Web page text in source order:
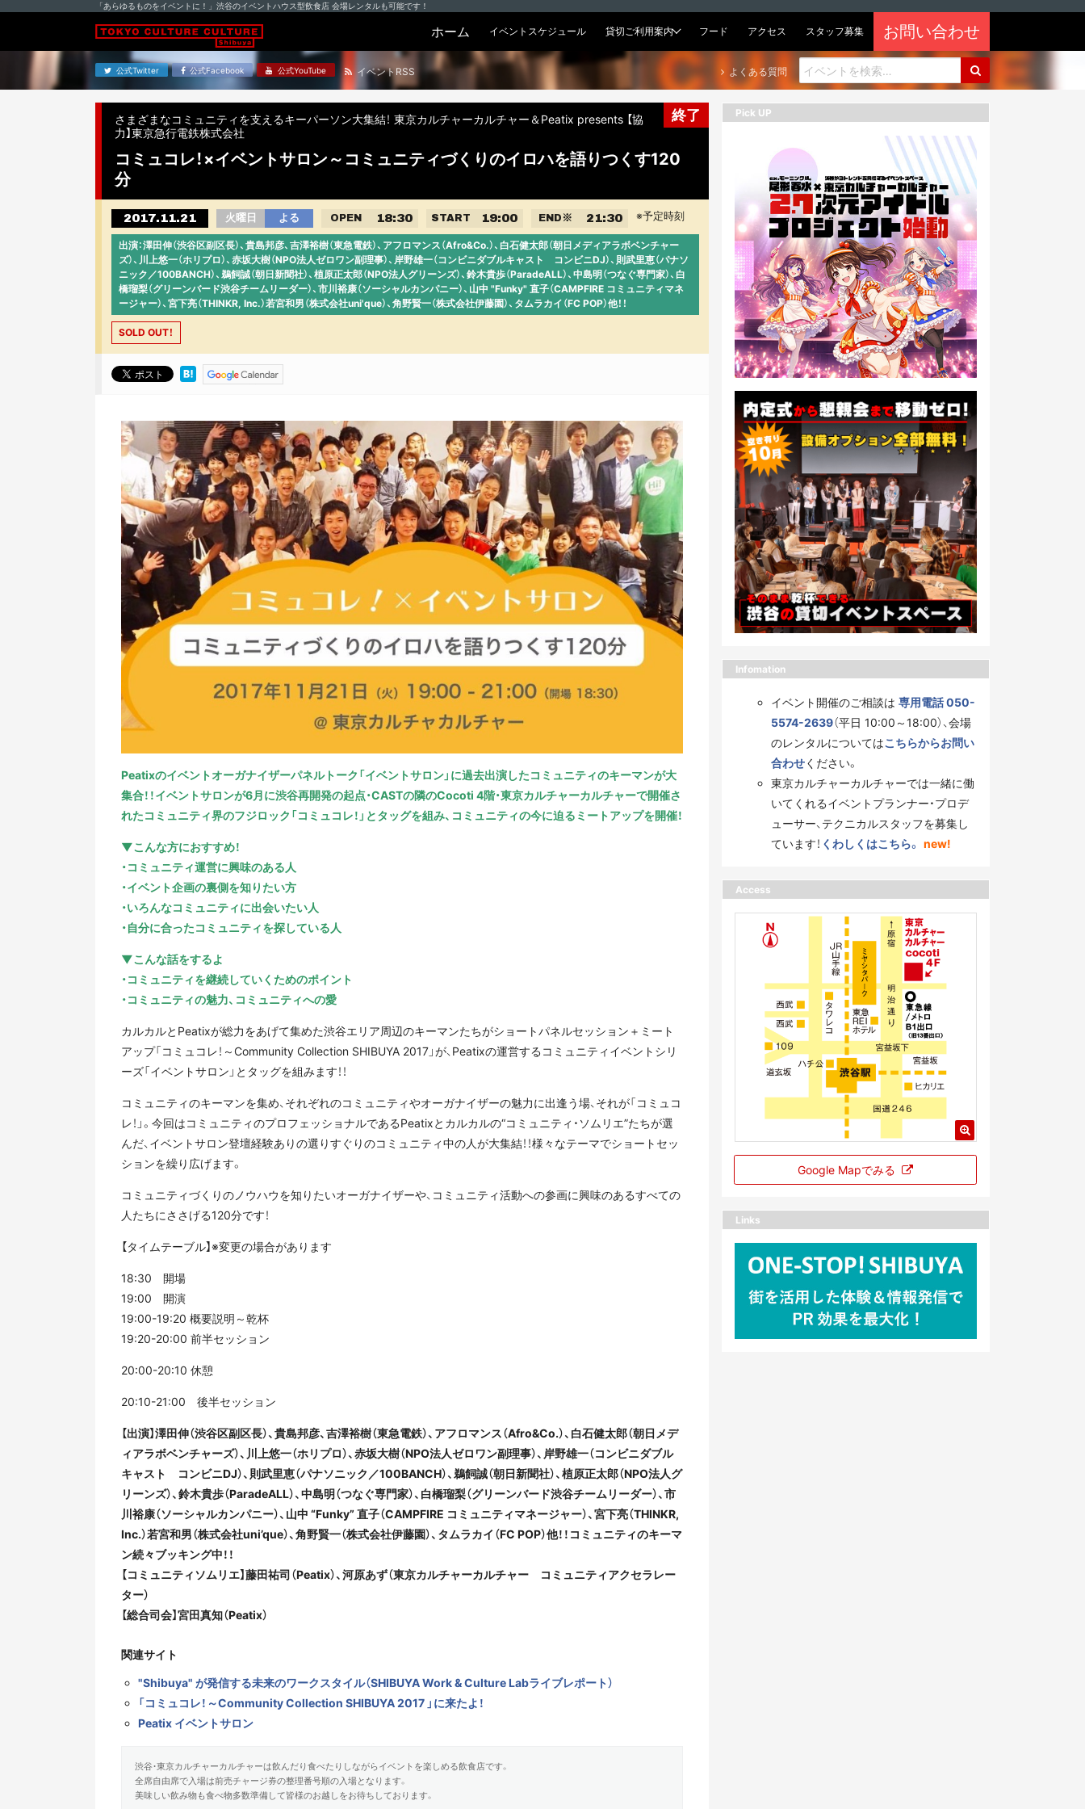
「あらゆるものをイベントに！」渋谷のイベントハウス型飲食店 会場レンタルも可能です！
ホーム イベントスケジュール 貸切ご利用案内 フード アクセス スタッフ募集 お問い合わせ
公式Twitter 公式Facebook 公式YouTube イベントRSS よくある質問
終了
さまざまなコミュニティを支えるキーパーソン大集結！ 東京カルチャーカルチャー＆Peatix presents 【協
力】東京急行電鉄株式会社
コミュコレ！×イベントサロン～コミュニティづくりのイロハを語りつくす120
分
2017.11.21 火曜日 よる OPEN 18:30 START 19:00 END ※ 21:30 ※予定時刻
出演：澤田伸（渋谷区副区長）、貴島邦彦、吉澤裕樹（東急電鉄）、アフロマンス（Afro&Co.）、白石健太郎（朝日メディアラボベンチャー
ズ）、川上悠一（ホリプロ）、赤坂大樹（NPO法人ゼロワン副理事）、岸野雄一（コンビニダブルキャスト コンビニDJ）、則武里恵（パナソ
ニック／100BANCH）、鵜飼誠（朝日新聞社）、植原正太郎（NPO法人グリーンズ）、鈴木貴歩（ParadeALL）、中島明（つなぐ専門家）、白
橋瑠梨（グリーンバード渋谷チームリーダー）、市川裕康（ソーシャルカンパニー）、山中 "Funky" 直子（CAMPFIRE コミュニティマネ
ージャー）、宮下亮（THINKR, Inc.）若宮和男（株式会社uni'que）、角野賢一（株式会社伊藤園）、タムラカイ（FC POP）他！！
SOLD OUT！
Peatixのイベントオーガナイザーパネルトーク「イベントサロン」に過去出演したコミュニティのキーマンが大
集合！！イベントサロンが6月に渋谷再開発の起点・CASTの隣のCocoti 4階・東京カルチャーカルチャーで開催さ
れたコミュニティ界のフジロック「コミュコレ！」とタッグを組み、コミュニティの今に迫るミートアップを開催！
▼こんな方におすすめ！
・コミュニティ運営に興味のある人
・イベント企画の裏側を知りたい方
・いろんなコミュニティに出会いたい人
・自分に合ったコミュニティを探している人
▼こんな話をするよ
・コミュニティを継続していくためのポイント
・コミュニティの魅力、コミュニティへの愛
カルカルとPeatixが総力をあげて集めた渋谷エリア周辺のキーマンたちがショートパネルセッション＋ミート
アップ「コミュコレ！～Community Collection SHIBUYA 2017」が、Peatixの運営するコミュニティイベントシリ
ーズ「イベントサロン」とタッグを組みます！！
コミュニティのキーマンを集め、それぞれのコミュニティやオーガナイザーの魅力に出逢う場、それが「コミュコ
レ！」。今回はコミュニティのプロフェッショナルであるPeatixとカルカルの“コミュニティ・ソムリエ”たちが選
んだ、イベントサロン登壇経験ありの選りすぐりのコミュニティ中の人が大集結！！様々なテーマでショートセッ
ションを繰り広げます。
コミュニティづくりのノウハウを知りたいオーガナイザーや、コミュニティ活動への参画に興味のあるすべての
人たちにささげる120分です！
【タイムテーブル】※変更の場合があります
18:30 開場
19:00 開演
19:00-19:20 概要説明～乾杯
19:20-20:00 前半セッション
20:00-20:10 休憩
20:10-21:00 後半セッション
【出演】澤田伸（渋谷区副区長）、貴島邦彦、吉澤裕樹（東急電鉄）、アフロマンス（Afro&Co.）、白石健太郎（朝日メデ
ィアラボベンチャーズ）、川上悠一（ホリプロ）、赤坂大樹（NPO法人ゼロワン副理事）、岸野雄一（コンビニダブル
キャスト コンビニDJ）、則武里恵（パナソニック／100BANCH）、鵜飼誠（朝日新聞社）、植原正太郎（NPO法人グ
リーンズ）、鈴木貴歩（ParadeALL）、中島明（つなぐ専門家）、白橋瑠梨（グリーンバード渋谷チームリーダー）、市
川裕康（ソーシャルカンパニー）、山中 “Funky” 直子（CAMPFIRE コミュニティマネージャー）、宮下亮（THINKR,
Inc.）若宮和男（株式会社uni’que）、角野賢一（株式会社伊藤園）、タムラカイ（FC POP）他！！コミュニティのキーマ
ン続々ブッキング中！！
【コミュニティソムリエ】藤田祐司（Peatix）、河原あず（東京カルチャーカルチャー コミュニティアクセラレー
ター）
【総合司会】宮田真知（Peatix）
関連サイト
"Shibuya" が発信する未来のワークスタイル（SHIBUYA Work & Culture Labライブレポート）
「コミュコレ！～Community Collection SHIBUYA 2017 」に来たよ！
Peatix イベントサロン
渋谷・東京カルチャーカルチャーは飲んだり食べたりしながらイベントを楽しめる飲食店です。
全席自由席で入場は前売チャージ券の整理番号順の入場となります。
美味しい飲み物も食べ物多数準備して皆様のお越しをお待ちしております。
Pick UP
Infomation
イベント開催のご相談は 専用電話 050-
5574-2639（平日 10:00～18:00）、会場
のレンタルについてはこちらからお問い
合わせください。
東京カルチャーカルチャーでは一緒に働
いてくれるイベントプランナー・プロデ
ューサー、テクニカルスタッフを募集し
ています！ くわしくはこちら。 new!
Access
Google Mapでみる
Links